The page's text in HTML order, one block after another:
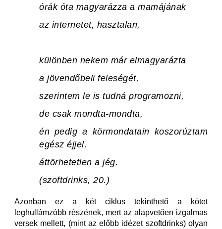
órák óta magyarázza a mamájának
az internetet, hasztalan,
különben nekem már elmagyarázta
a jövendőbeli feleségét,
szerintem le is tudná programozni,
de csak mondta-mondta,
én pedig a körmondatain koszorúztam
egész éjjel,
áttörhetetlen a jég.
(szoftdrinks, 20.)
Azonban ez a két ciklus tekinthető a kötet
leghullámzóbb részének, mert az alapvetően izgalmas
versek mellett, (mint az előbb idézet szoftdrinks) olyan